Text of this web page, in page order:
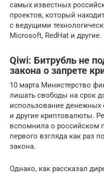
самых известных
проектов, который
с ведущими
Microsoft, RedHat и другие.
Qiwi: Битрубль не
закона о запрете
10 марта Министерство
лишать свободы на срок
использование денежных
и другие криптовалюты.
вспомнила о российском
первого взгляда как раз
закона.
Однако, как рассказал